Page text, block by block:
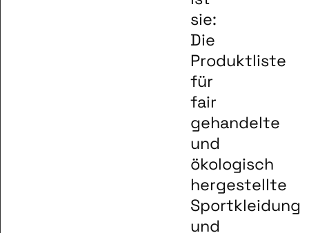
sie:
Die
Produktliste
für
fair
gehandelte
und
ökologisch
hergestellte
Sportkleidung
und